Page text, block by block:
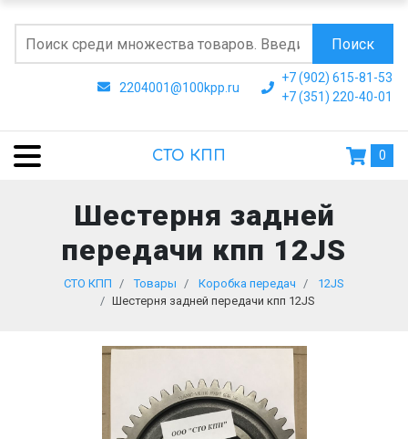
2204001@100kpp.ru
+7 (902) 615-81-53
+7 (351) 220-40-01
Поиск
СТО КПП 0
Шестерня задней
передачи кпп 12JS
СТО КПП Товары Коробка передач
12JS
Шестерня задней передачи кпп 12JS